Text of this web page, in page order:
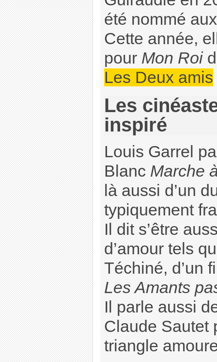
été nommé
Cette année,
pour Mon Roi
Les Deux amis
Les
inspiré
Louis Garrel
Blanc Marche
là aussi d’un
typiquement
Il dit s’être
d’amour tels
Téchiné, d’un
Les Amants
Il parle aussi
Claude Sautet
triangle